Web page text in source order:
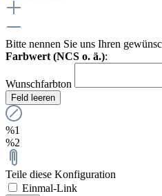
Bitte nennen Sie uns Ihren
Farbwert (NCS o. ä.):
Wunschfarbton
Feld leeren
%1
%2
Teile diese Konfiguration
Einmal-Link